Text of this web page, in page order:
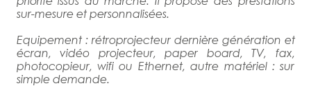
sur-mesure et personnalisées.
Equipement : rétroprojecteur dernière génération et
écran, vidéo projecteur, paper board, TV, fax,
photocopieur, wifi ou Ethernet, autre matériel : sur
simple demande.